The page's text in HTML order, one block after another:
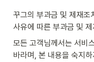
꾸그의 부과금 및 제재조
사유에 따른 부과금 및
모든 고객님께서는 서비
바라며, 본 내용을 숙지